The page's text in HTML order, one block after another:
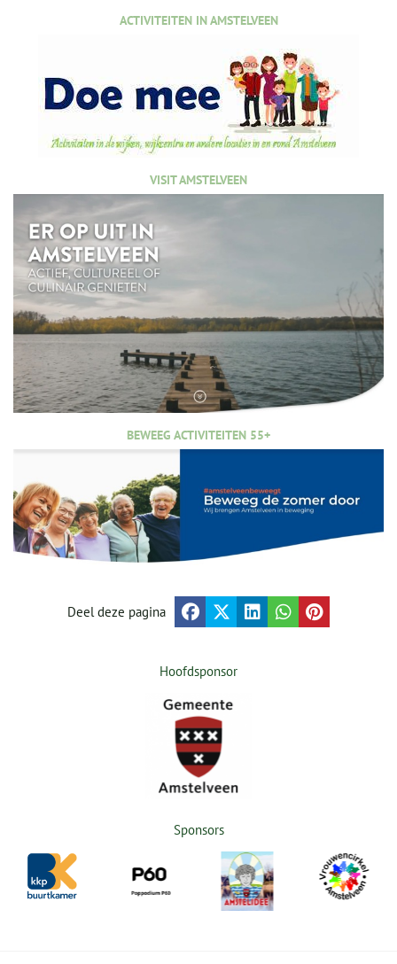
ACTIVITEITEN IN AMSTELVEEN
VISIT AMSTELVEEN
BEWEEG ACTIVITEITEN 55+
Deel deze pagina
Hoofdsponsor
Sponsors